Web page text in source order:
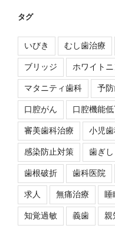
タグ
いびき むし歯治療
ブリッジ ホワイト
マタニティ歯科 予
口腔がん 口腔機能
審美歯科治療 小児
感染防止対策 歯ぎし
歯根破折 歯科医院
求人 無痛治療 睡
知覚過敏 義歯 親